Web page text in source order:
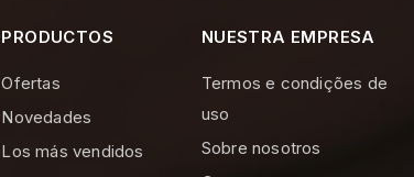
PRODUCTOS
Ofertas
Novedades
Los más vendidos
NUESTRA EMPRESA
Termos e condições de
uso
Sobre nosotros